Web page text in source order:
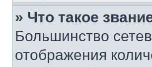
» Что такое
Большинство
отображения